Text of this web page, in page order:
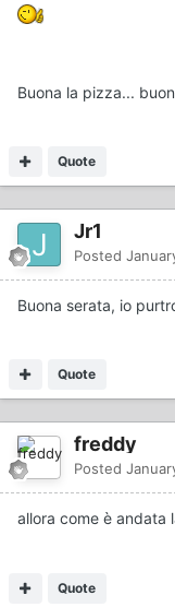
Buona la pizza...
Quote
Jr1
Posted
Buona serata, io
Quote
freddy
Posted
allora come è andata
Quote